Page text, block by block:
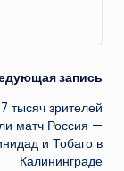
запись
тысяч зрителей
матч Россия —
и Тобаго в
Калининграде